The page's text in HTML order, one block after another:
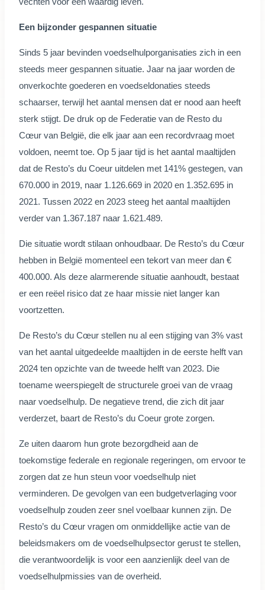
Een bijzonder gespannen situatie
Sinds 5 jaar bevinden voedselhulporganisaties zich in een
steeds meer gespannen situatie. Jaar na jaar worden de
onverkochte goederen en voedseldonaties steeds
schaarser, terwijl het aantal mensen dat er nood aan heeft
sterk stijgt. De druk op de Federatie van de Resto du
Cœur van België, die elk jaar aan een recordvraag moet
voldoen, neemt toe. Op 5 jaar tijd is het aantal maaltijden
dat de Resto’s du Coeur uitdelen met 141% gestegen, van
670.000 in 2019, naar 1.126.669 in 2020 en 1.352.695 in
2021. Tussen 2022 en 2023 steeg het aantal maaltijden
verder van 1.367.187 naar 1.621.489.
Die situatie wordt stilaan onhoudbaar. De Resto’s du Cœur
hebben in België momenteel een tekort van meer dan €
400.000. Als deze alarmerende situatie aanhoudt, bestaat
er een reëel risico dat ze haar missie niet langer kan
voortzetten.
De Resto’s du Cœur stellen nu al een stijging van 3% vast
van het aantal uitgedeelde maaltijden in de eerste helft van
2024 ten opzichte van de tweede helft van 2023. Die
toename weerspiegelt de structurele groei van de vraag
naar voedselhulp. De negatieve trend, die zich dit jaar
verderzet, baart de Resto’s du Coeur grote zorgen.
Ze uiten daarom hun grote bezorgdheid aan de
toekomstige federale en regionale regeringen, om ervoor te
zorgen dat ze hun steun voor voedselhulp niet
verminderen. De gevolgen van een budgetverlaging voor
voedselhulp zouden zeer snel voelbaar kunnen zijn. De
Resto’s du Cœur vragen om onmiddellijke actie van de
beleidsmakers om de voedselhulpsector gerust te stellen,
die verantwoordelijk is voor een aanzienlijk deel van de
voedselhulpmissies van de overheid.